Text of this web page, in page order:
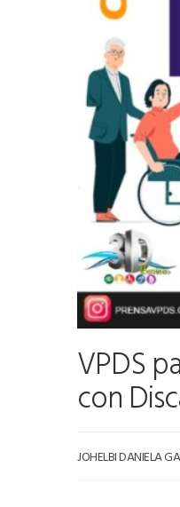
VPDS
con
JOHELBI DANIELA